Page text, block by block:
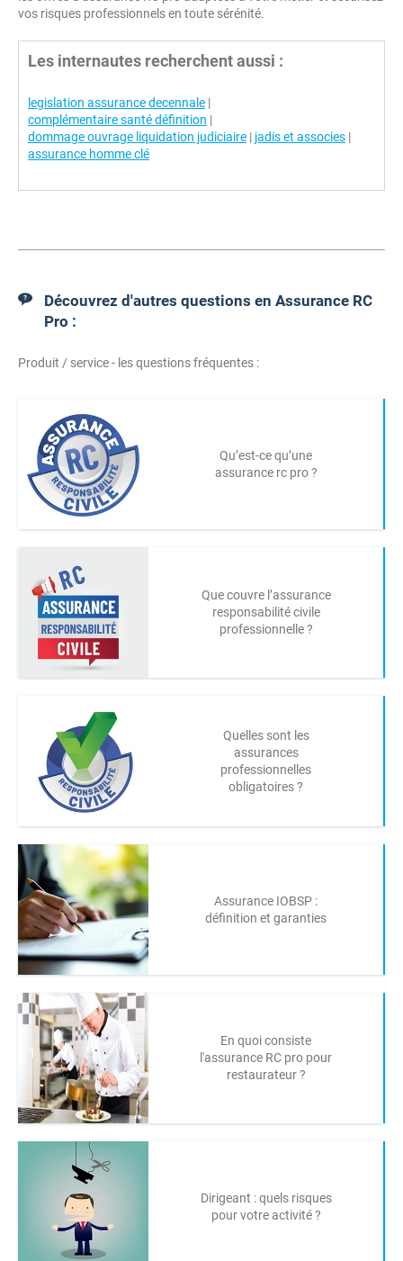
vos risques professionnels en toute sérénité.
Les internautes recherchent aussi :
legislation assurance decennale |
complémentaire santé définition |
dommage ouvrage liquidation judiciaire | jadis et associes |
assurance homme clé
Découvrez d'autres questions en Assurance RC
Pro :
Produit / service - les questions fréquentes :
Qu’est-ce qu’une
assurance rc pro ?
Que couvre l’assurance
responsabilité civile
professionnelle ?
Quelles sont les
assurances
professionnelles
obligatoires ?
Assurance IOBSP :
définition et garanties
En quoi consiste
l'assurance RC pro pour
restaurateur ?
Dirigeant : quels risques
pour votre activité ?